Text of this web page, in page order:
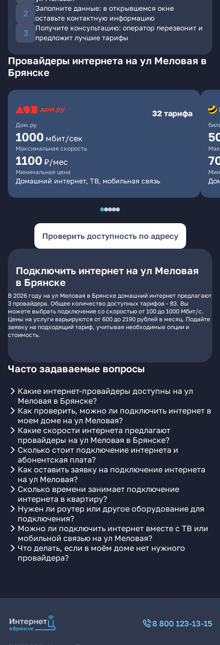
Заполните данные: в открывшемся окне
оставьте контактную информацию
Получите консультацию: оператор перезвонит и
предложит лучшие тарифы
Провайдеры интернета на ул Меловая в
Брянске
Дом.ру
32 тарифа
1000 мбит/сек
Максимальная скорость
1100 ₽/мес
Минимальная цена
Домашний интернет, ТВ, мобильная связь
Проверить доступность по адресу
Подключить интернет на ул Меловая
в Брянске
В 2026 году на ул Меловая в Брянске домашний интернет предлагают
3 провайдера. Общее количество доступных тарифов - 83. Вы
можете выбрать подключение со скоростью от 100 до 1000 Мбит/с.
Цены на услуги варьируются от 600 до 2190 рублей в месяц. Подайте
заявку на подходящий тариф, учитывая необходимые опции и
стоимость.
Часто задаваемые вопросы
Какие интернет-провайдеры доступны на ул
Меловая в Брянске?
Как проверить, можно ли подключить интернет в
моем доме на ул Меловая?
Какие скорости интернета предлагают
провайдеры на ул Меловая в Брянске?
Сколько стоит подключение интернета и
абонентская плата?
Как оставить заявку на подключение интернета
на ул Меловая?
Сколько времени занимает подключение
интернета в квартиру?
Нужен ли роутер или другое оборудование для
подключения?
Можно ли подключить интернет вместе с ТВ или
мобильной связью на ул Меловая?
Что делать, если в моём доме нет нужного
провайдера?
8 800 123-13-15